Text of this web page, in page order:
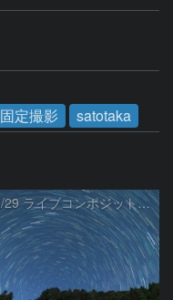
固定撮影 satotaka
05/29 ライブコンポジット試写